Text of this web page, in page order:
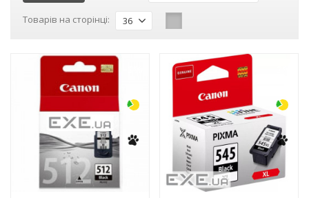
Товарів на сторінці: 36